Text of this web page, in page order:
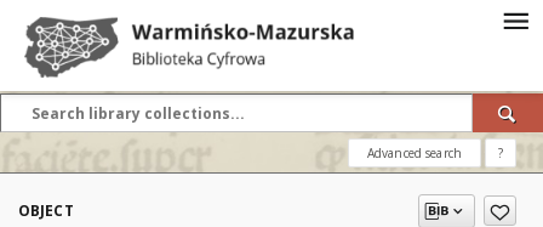
Advanced search ?
OBJECT